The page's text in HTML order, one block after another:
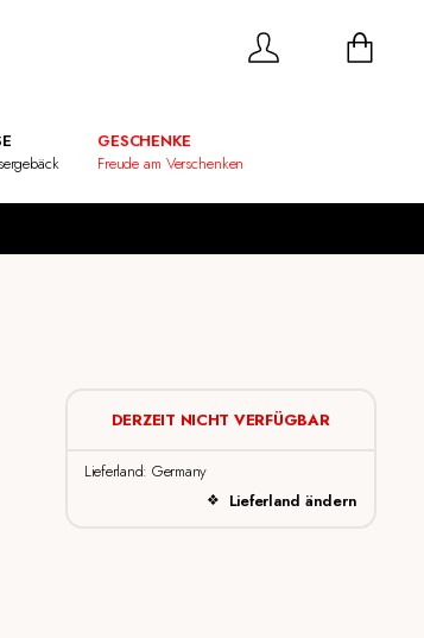
GESCHENKE
Freude am Verschenken
DERZEIT NICHT VERFÜGBAR
Lieferland: Germany
Lieferland ändern